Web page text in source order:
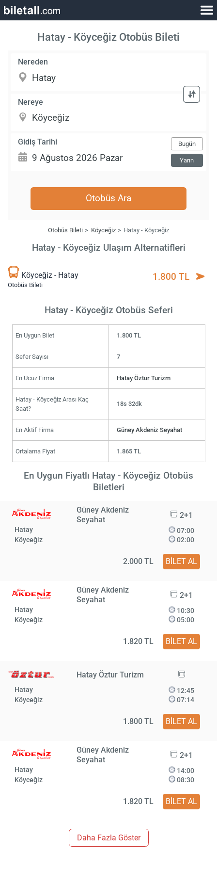
Hatay - Köyceğiz Otobüs Bileti
Nereden
Nereye
Gidiş Tarihi Bugün
Yarın
Otobüs Ara
Otobüs Bileti Köyceğiz Hatay - Köyceğiz
Hatay - Köyceğiz Ulaşım Alternatifleri
Köyceğiz - Hatay
Otobüs Bileti
1.800 TL
Hatay - Köyceğiz Otobüs Seferi
En Uygun Bilet 1.800 TL
Sefer Sayısı 7
En Ucuz Firma Hatay Öztur Turizm
Hatay - Köyceğiz Arası Kaç
Saat?
18s 32dk
En Aktif Firma Güney Akdeniz Seyahat
Ortalama Fiyat 1.865 TL
En Uygun Fiyatlı Hatay - Köyceğiz Otobüs
Biletleri
Güney Akdeniz
Seyahat
2+1
Hatay
Köyceğiz
07:00
02:00
2.000 TL BİLET AL
Güney Akdeniz
Seyahat
2+1
Hatay
Köyceğiz
10:30
05:00
1.820 TL BİLET AL
Hatay Öztur Turizm
Hatay
Köyceğiz
12:45
07:14
1.800 TL BİLET AL
Güney Akdeniz
Seyahat
2+1
Hatay
Köyceğiz
14:00
08:30
1.820 TL BİLET AL
Daha Fazla Göster